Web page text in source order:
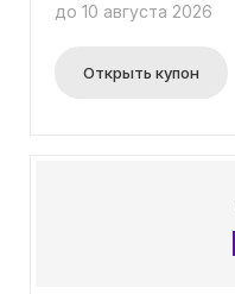
до 10 августа 2026
Открыть купон